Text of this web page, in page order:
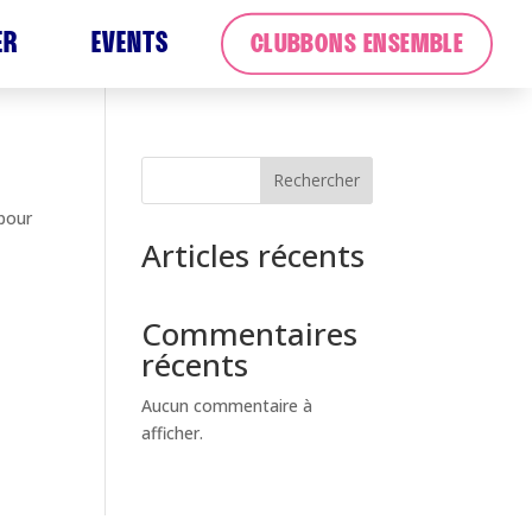
EVENTS CLUBBONS ENSEMBLE
Rechercher
Articles récents
Commentaires
récents
Aucun commentaire à
afficher.